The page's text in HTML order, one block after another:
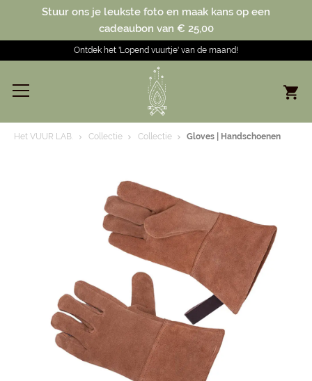
Stuur ons je leukste foto en maak kans op een
cadeaubon van € 25,00
Ontdek het 'Lopend vuurtje' van de maand!
Het VUUR LAB. Collectie Collectie Gloves | Handschoenen